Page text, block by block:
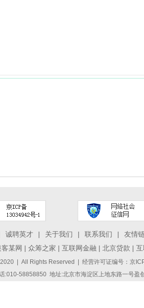
诚聘英才 | 关于我们 | 联系我们 | 友情
某网 | 众筹之家 | 互联网金融 | 北京贷款 |
| All Rights Reserved | 经营许可证编号：京
:010-58858850 地址:北京市海淀区上地东路一号盈